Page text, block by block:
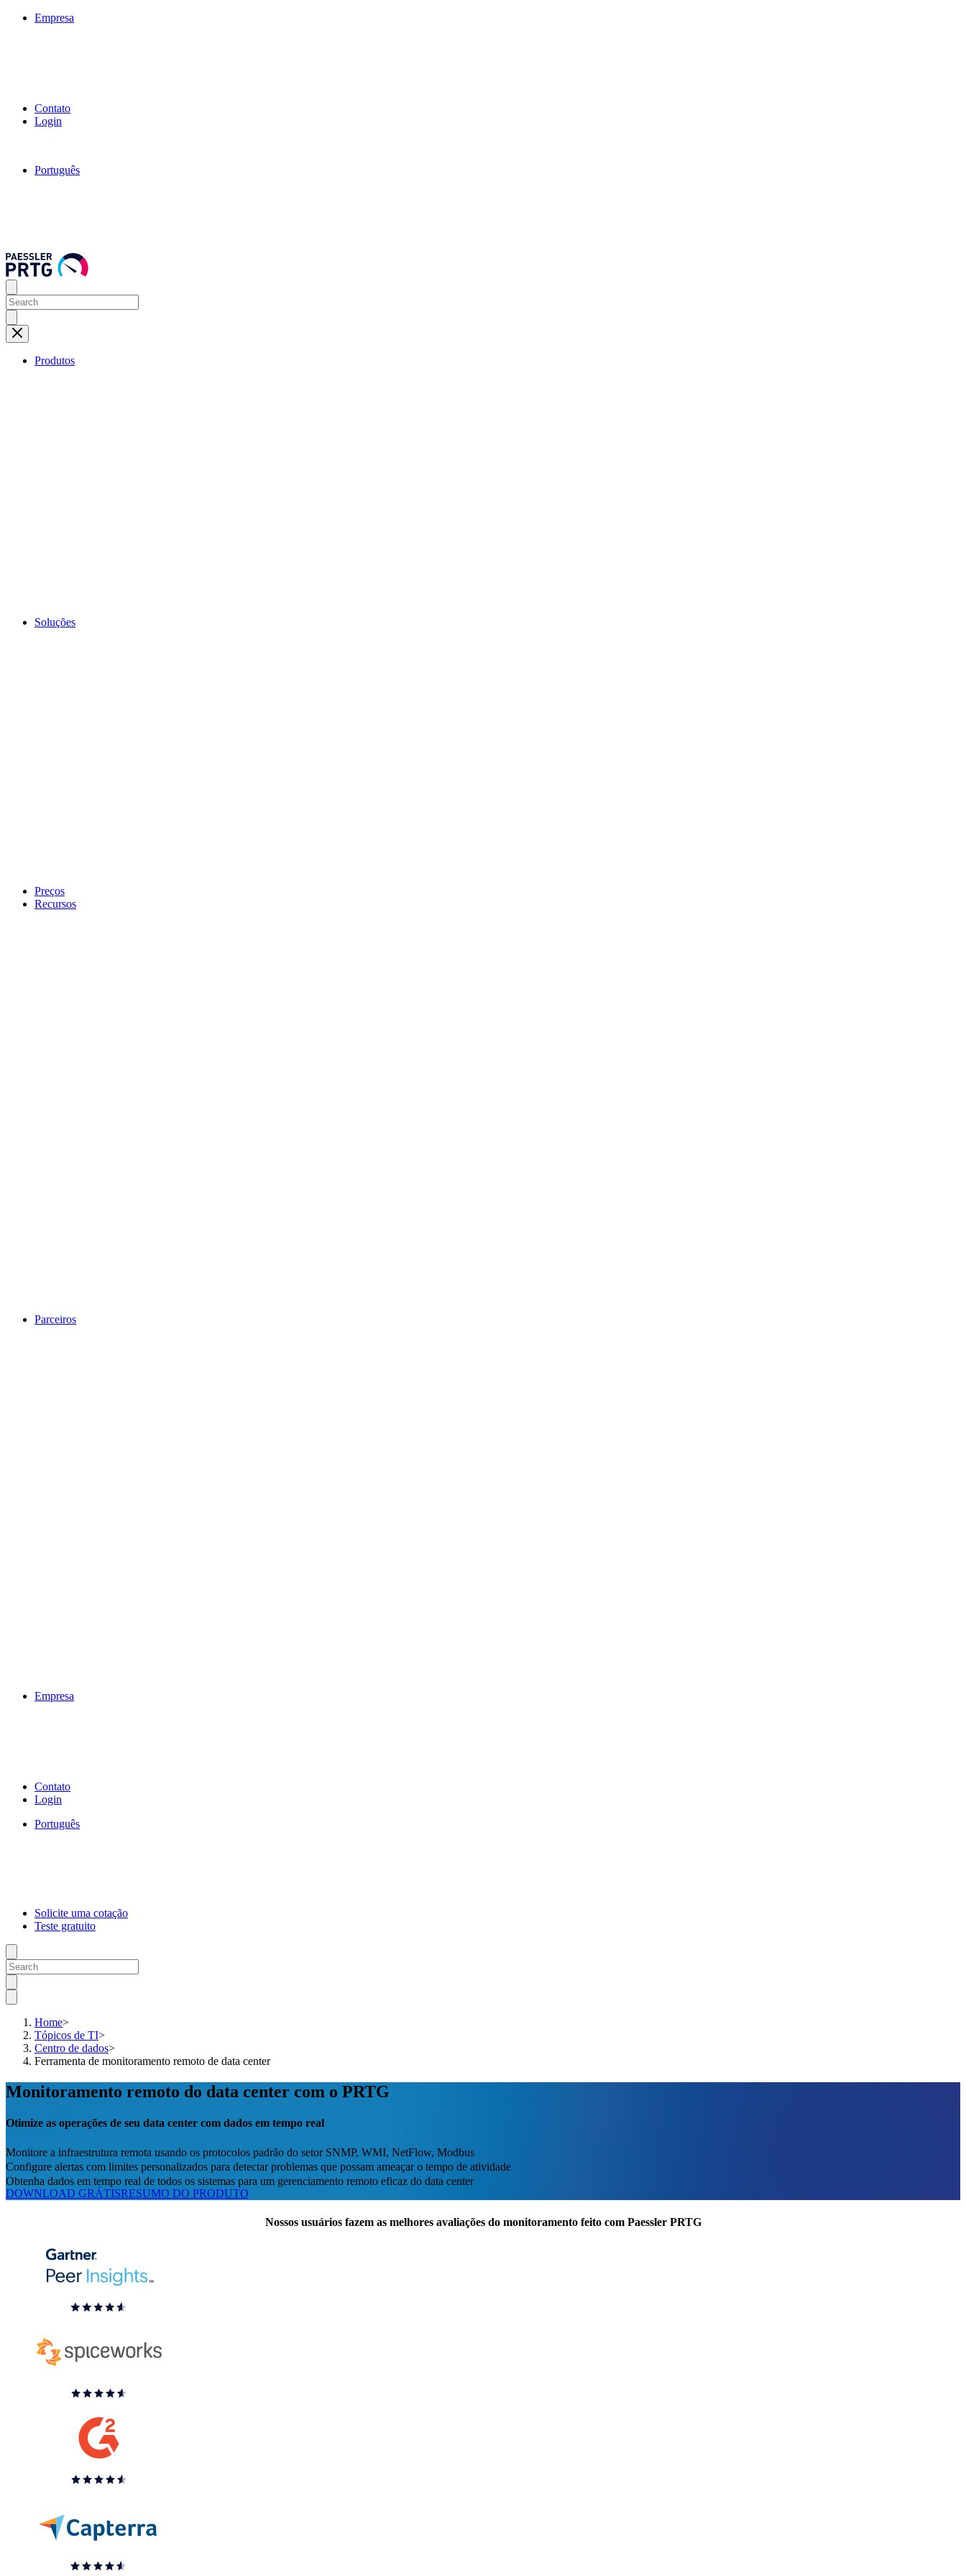
Empresa
Contato
Login
Português
Produtos
Soluções
Preços
Recursos
Parceiros
Empresa
Contato
Login
Português
Solicite uma cotação
Teste gratuito
Home>
Tópicos de TI>
Centro de dados>
Ferramenta de monitoramento remoto de data center
Monitoramento remoto do data center com o PRTG
Otimize as operações de seu data center com dados em tempo real
Monitore a infraestrutura remota usando os protocolos padrão do setor SNMP, WMI, NetFlow, Modbus
Configure alertas com limites personalizados para detectar problemas que possam ameaçar o tempo de atividade
Obtenha dados em tempo real de todos os sistemas para um gerenciamento remoto eficaz do data center
DOWNLOAD GRÁTISRESUMO DO PRODUTO
Nossos usuários fazem as melhores avaliações do monitoramento feito com Paessler PRTG